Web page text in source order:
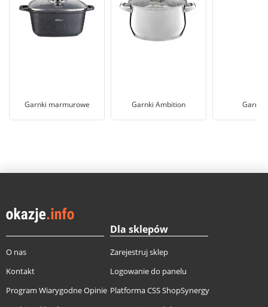
Garnki marmurowe Garnki Ambition Garnki
O nas
Kontakt
Program Wiarygodne Opinie
Dla sklepów
Zarejestruj sklep
Logowanie do panelu
Platforma CSS ShopSynergy